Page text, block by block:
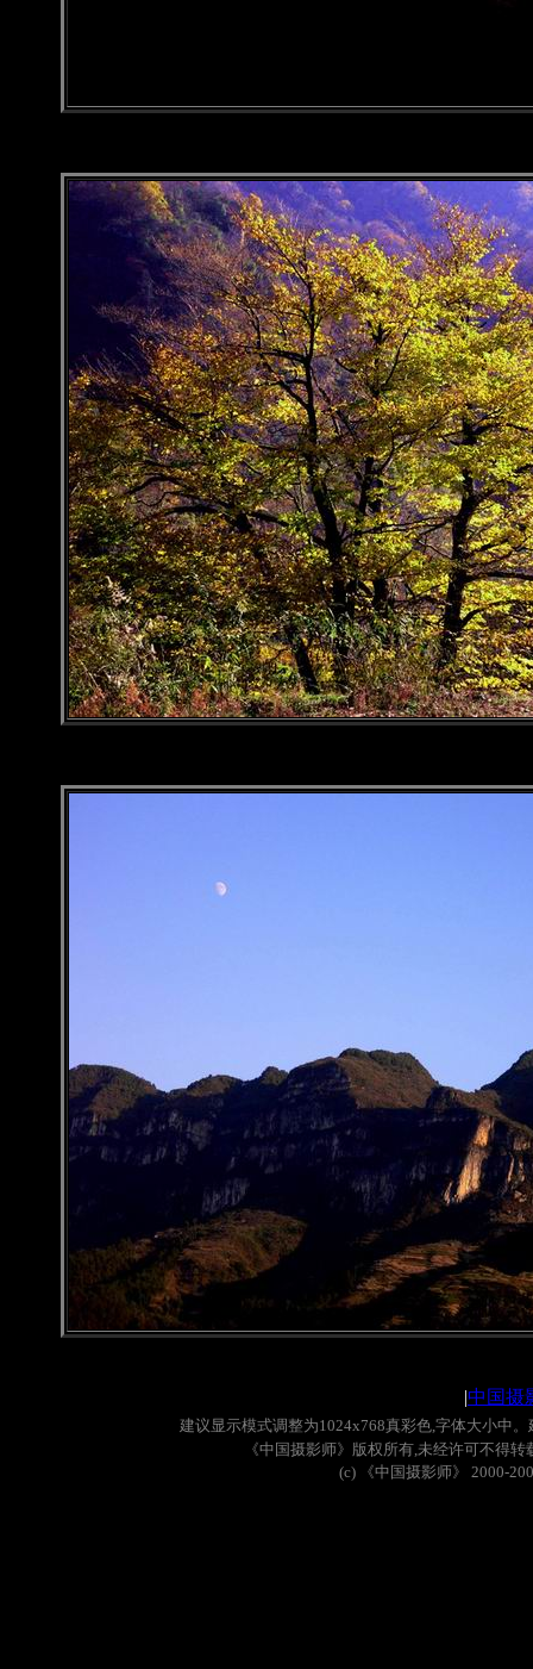
|中国摄
建议显示模式调整为1024x768真彩色,字体大小中。
《中国摄影师》版权所有,未经许可不得转
(c)
《中国摄影师》 2000-200